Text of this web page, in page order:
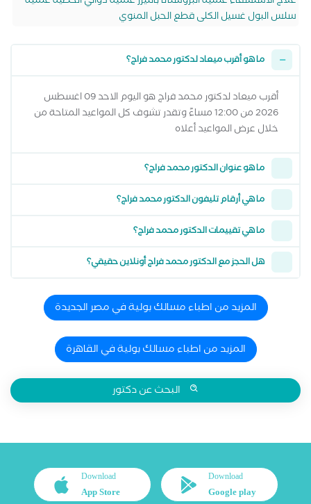
سلس البول غسيل الكلى قطع الحبل المنوي
ما هو أقرب ميعاد لدكتور محمد فراج؟
أقرب ميعاد لدكتور محمد فراج هو اليوم الاحد 09 اغسطس
2026 من 12:00 مساءً وتقدر تشوف كل المواعيد المتاحة من
خلال عرض المواعيد أعلاه
ما هو عنوان الدكتور محمد فراج؟
ما هي أرقام تليفون الدكتور محمد فراج؟
ما هي تقييمات الدكتور محمد فراج؟
هل الحجز مع الدكتور محمد فراج أونلاين حقيقي؟
المزيد من اطباء مسالك بولية في مصر الجديدة
المزيد من اطباء مسالك بولية في القاهرة
البحث عن دكتور
Download
Google play
Download
App Store